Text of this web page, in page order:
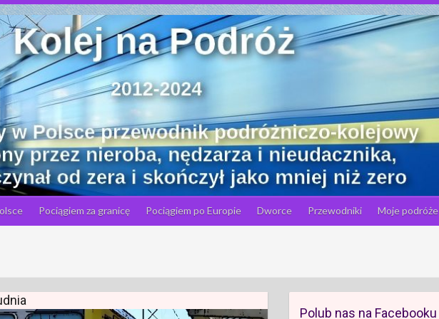
Pociągiem za granicę Pociągiem po Europie Dworce Przewodniki Moje podróże
Polub nas na Facebooku